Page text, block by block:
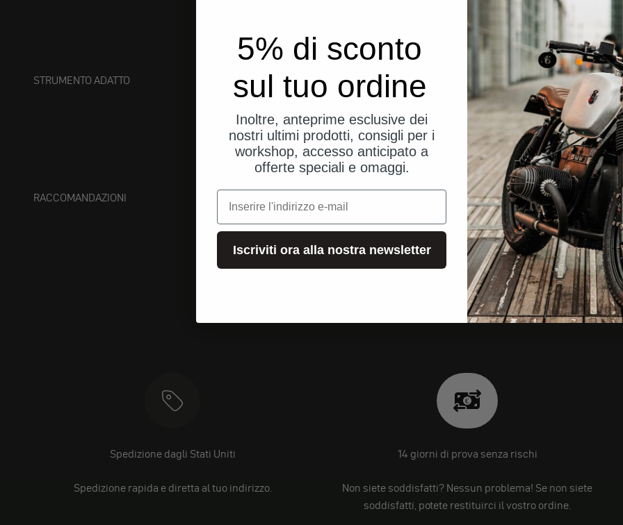
STRUMENTO ADATTO
RACCOMANDAZIONI
Spedizione dagli Stati Uniti
Spedizione rapida e diretta al tuo indirizzo.
14 giorni di prova senza rischi
Non siete soddisfatti? Nessun problema! Se non siete
soddisfatti, potete restituirci il vostro ordine.
5% di sconto
sul tuo ordine
Inoltre, anteprime esclusive dei
nostri ultimi prodotti, consigli per i
workshop, accesso anticipato a
offerte speciali e omaggi.
e-mail
Iscriviti ora alla nostra newsletter